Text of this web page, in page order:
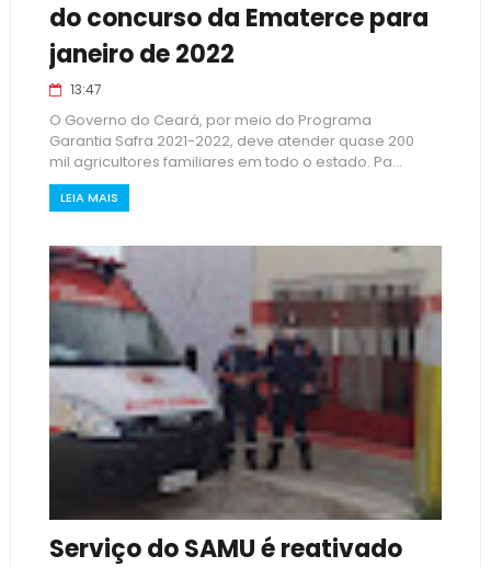
do concurso da Ematerce para
janeiro de 2022
13:47
O Governo do Ceará, por meio do Programa
Garantia Safra 2021-2022, deve atender quase 200
mil agricultores familiares em todo o estado. Pa...
LEIA MAIS
Serviço do SAMU é reativado